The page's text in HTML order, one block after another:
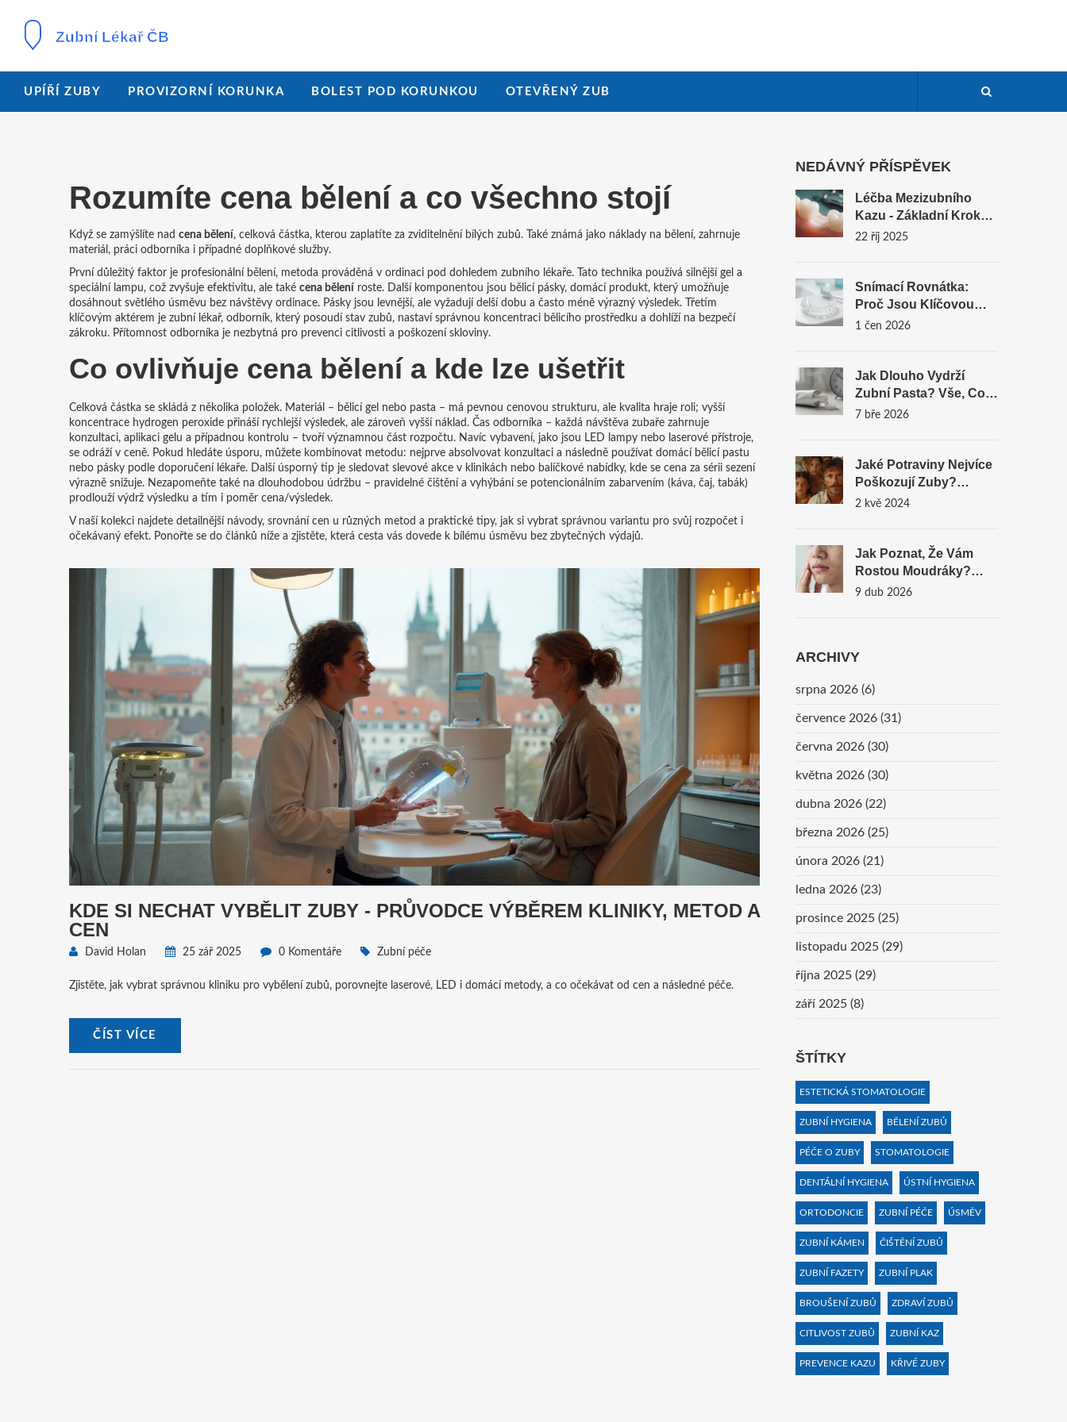
UPÍŘÍ ZUBY PROVIZORNÍ KORUNKA BOLEST POD KORUNKOU OTEVŘENÝ ZUB
Rozumíte cena bělenía co všechno stojí
Když se zamýšlíte nad cena bělení, celková částka, kterou zaplatíte za zviditelnění bílých zubů. Také známá jako náklady na bělení, zahrnuje
materiál, práci odborníka i případné doplňkové služby.
První důležitý faktor je profesionální bělení, metoda prováděná v ordinaci pod dohledem zubního lékaře. Tato technika používá silnější gel a
speciální lampu, což zvyšuje efektivitu, ale také cena bělení roste. Další komponentou jsou bělicí pásky, domácí produkt, který umožňuje
dosáhnout světlého úsměvu bez návštěvy ordinace. Pásky jsou levnější, ale vyžadují delší dobu a často méně výrazný výsledek. Třetím
klíčovým aktérem je zubní lékař, odborník, který posoudí stav zubů, nastaví správnou koncentraci bělicího prostředku a dohlíží na bezpečí
zákroku. Přítomnost odborníka je nezbytná pro prevenci citlivosti a poškození skloviny.
Co ovlivňuje cena bělenía kde lze ušetřit
Celková částka se skládá z několika položek. Materiál – bělicí gel nebo pasta – má pevnou cenovou strukturu, ale kvalita hraje roli; vyšší
koncentrace hydrogen peroxide přináší rychlejší výsledek, ale zároveň vyšší náklad. Čas odborníka – každá návštěva zubaře zahrnuje
konzultaci, aplikaci gelu a případnou kontrolu – tvoří významnou část rozpočtu. Navíc vybavení, jako jsou LED lampy nebo laserové přístroje,
se odráží v ceně. Pokud hledáte úsporu, můžete kombinovat metodu: nejprve absolvovat konzultaci a následně používat domácí bělicí pastu
nebo pásky podle doporučení lékaře. Další úsporný tip je sledovat slevové akce v klinikách nebo balíčkové nabídky, kde se cena za sérii sezení
výrazně snižuje. Nezapomeňte také na dlouhodobou údržbu – pravidelné čištění a vyhýbání se potencionálním zabarvením (káva, čaj, tabák)
prodlouží výdrž výsledku a tím i poměr cena/výsledek.
V naší kolekci najdete detailnější návody, srovnání cen u různých metod a praktické tipy, jak si vybrat správnou variantu pro svůj rozpočet i
očekávaný efekt. Ponořte se do článků níže a zjistěte, která cesta vás dovede k bílému úsměvu bez zbytečných výdajů.
KDE SI NECHAT VYBĚLIT ZUBY - PRŮVODCE VÝBĚREM KLINIKY, METOD A
CEN
David Holan 25 zář 2025 0 Komentáře Zubní péče
Zjistěte, jak vybrat správnou kliniku pro vybělení zubů, porovnejte laserové, LED i domácí metody, a co očekávat od cen a následné péče.
ČÍST VÍCE
NEDÁVNÝ PŘÍSPĚVEK
Léčba Mezizubního
Kazu - Základní Kroky
A Tipy
22 říj 2025
Snímací Rovnátka:
Proč Jsou Klíčovou
Investicí Do Vašeho
1 čen 2026
Jak Dlouho Vydrží
Zubní Pasta? Vše, Co
Potřebujete Vědět O
7 bře 2026
Jaké Potraviny Nejvíce
Poškozují Zuby?
Průvodce Pro Zdravý
2 kvě 2024
Jak Poznat, Že Vám
Rostou Moudráky?
Příznaky A Varovné
9 dub 2026
ARCHIVY
srpna 2026 (6)
července 2026 (31)
června 2026 (30)
května 2026 (30)
dubna 2026 (22)
března 2026 (25)
února 2026 (21)
ledna 2026 (23)
prosince 2025 (25)
listopadu 2025 (29)
října 2025 (29)
září 2025 (8)
ŠTÍTKY
ESTETICKÁ STOMATOLOGIE
ZUBNÍ HYGIENA BĚLENÍ ZUBŮ
PÉČE O ZUBY STOMATOLOGIE
DENTÁLNÍ HYGIENA ÚSTNÍ HYGIENA
ORTODONCIE ZUBNÍ PÉČE ÚSMĚV
ZUBNÍ KÁMEN ČIŠTĚNÍ ZUBŮ
ZUBNÍ FAZETY ZUBNÍ PLAK
BROUŠENÍ ZUBŮ ZDRAVÍ ZUBŮ
CITLIVOST ZUBŮ ZUBNÍ KAZ
PREVENCE KAZU KŘIVÉ ZUBY